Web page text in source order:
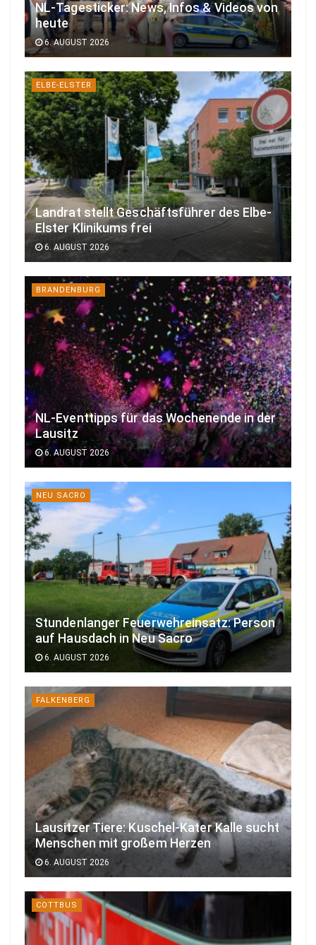
NL-Tagesticker: News, Infos & Videos von
heute
6. AUGUST 2026
ELBE-ELSTER
Landrat stellt Geschäftsführer des Elbe-
Elster Klinikums frei
6. AUGUST 2026
BRANDENBURG
NL-Eventtipps für das Wochenende in der
Lausitz
6. AUGUST 2026
NEU SACRO
Stundenlanger Feuerwehreinsatz: Person
auf Hausdach in Neu Sacro
6. AUGUST 2026
FALKENBERG
Lausitzer Tiere: Kuschel-Kater Kalle sucht
Menschen mit großem Herzen
6. AUGUST 2026
COTTBUS